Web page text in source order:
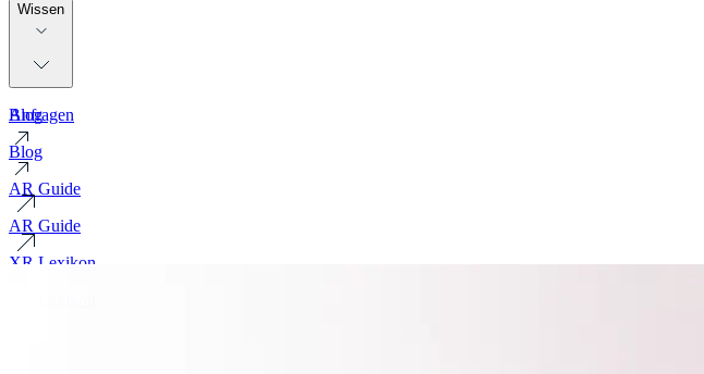
Wissen
Blog
Blog
AR Guide
AR Guide
XR Lexikon
Anfragen